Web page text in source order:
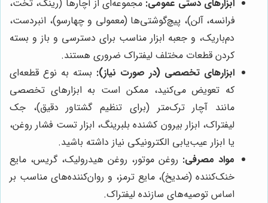
ابزارهای دستی عمومی: مجموعه‌ای از آچارها (رینگ، تخت،
فرانسه، آلن)، پیچ‌گوشتی‌ها (معمولی و چهارسو)، انبردست،
دم‌باریک، و جعبه ابزار مناسب برای دسترسی و باز و بسته
کردن قطعات مختلف لیفتراک ضروری هستند.
ابزارهای تخصصی (در صورت نیاز): بسته به نوع قطعه‌ای
که تعویض می‌کنید، ممکن است به ابزارهای تخصصی
مانند آچار ترک‌متر (برای تنظیم گشتاور دقیق)، جک
لیفتراک، ابزار بیرون کشنده بلبرینگ، ابزار تست فشار روغن،
یا ابزار عیب‌یابی الکترونیکی نیاز داشته باشید.
مواد مصرفی: روغن موتور، روغن هیدرولیک، گریس، مایع
خنک‌کننده (ضدیخ)، مایع ترمز، و روان‌کننده‌های مناسب بر
اساس توصیه‌های سازنده لیفتراک.